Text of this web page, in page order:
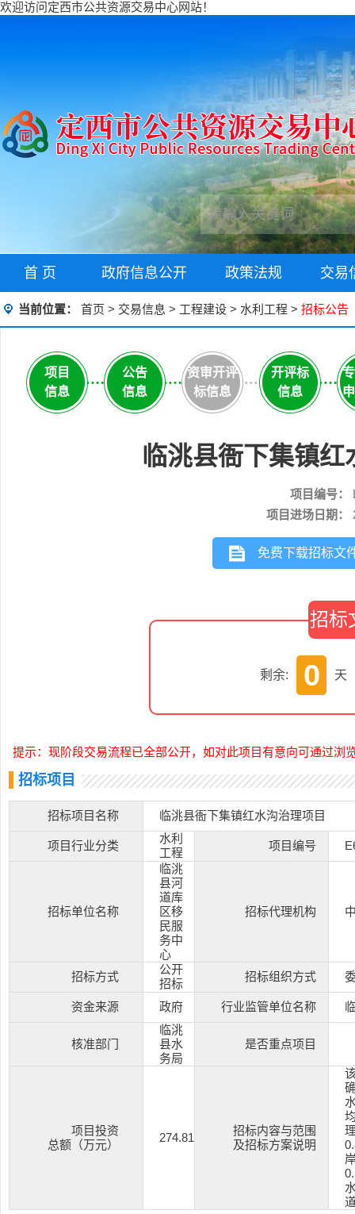
欢迎访问定西市公共资源交易中心网站！
首 页 政府信息公开 政策法规 交易
当前位置： 首页 > 交易信息 > 工程建设 > 水利工程 > 招标公告
项目
信息
公告
信息
资审开评
标信息
开评标
信息
临洮县衙下集镇
项目编号：
项目进场日期：
免费下载招标文
招标
剩余: 0 天
提示：现阶段交易流程已全部公开，如对此项目有意向可通过浏
招标项目
招标项目名称 临洮县衙下集镇红水沟治理项目
项目行业分类
水利
工程
项目编号
招标单位名称
临洮
县河
道库
区移
民服
务中
心
招标代理机构
招标方式
公开
招标
招标组织方式
资金来源 政府 行业监管单位名称
核准部门
临洮
县水
务局
是否重点项目
项目投资
总额（万元）
274.81
招标内容与范围
及招标方案说明